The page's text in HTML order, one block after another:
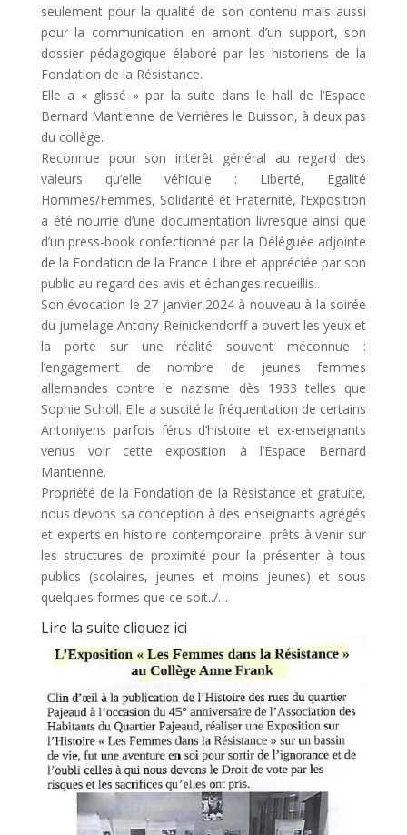
seulement pour la qualité de son contenu mais aussi
pour la communication en amont d’un support, son
dossier pédagogique élaboré par les historiens de la
Fondation de la Résistance.
Elle a « glissé » par la suite dans le hall de l’Espace
Bernard Mantienne de Verrières le Buisson, à deux pas
du collège.
Reconnue pour son intérêt général au regard des
valeurs qu’elle véhicule : Liberté, Egalité
Hommes/Femmes, Solidarité et Fraternité, l’Exposition
a été nourrie d’une documentation livresque ainsi que
d’un press-book confectionné par la Déléguée adjointe
de la Fondation de la France Libre et appréciée par son
public au regard des avis et échanges recueillis..
Son évocation le 27 janvier 2024 à nouveau à la soirée
du jumelage Antony-Reinickendorff a ouvert les yeux et
la porte sur une réalité souvent méconnue :
l’engagement de nombre de jeunes femmes
allemandes contre le nazisme dès 1933 telles que
Sophie Scholl. Elle a suscité la fréquentation de certains
Antoniyens parfois férus d’histoire et ex-enseignants
venus voir cette exposition à l’Espace Bernard
Mantienne.
Propriété de la Fondation de la Résistance et gratuite,
nous devons sa conception à des enseignants agrégés
et experts en histoire contemporaine, prêts à venir sur
les structures de proximité pour la présenter à tous
publics (scolaires, jeunes et moins jeunes) et sous
quelques formes que ce soit../…
Lire la suite cliquez ici